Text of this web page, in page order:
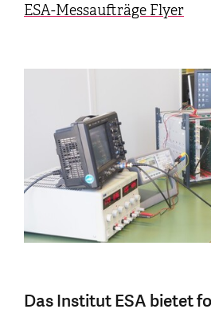
ESA-Messaufträge Flyer
Das Institut ESA bietet